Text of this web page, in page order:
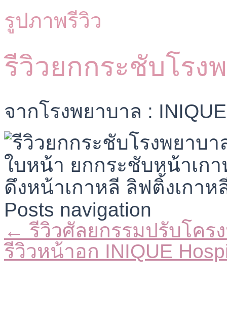
รูปภาพรีวิว
รีวิวยกกระชับโรง
จากโรงพยาบาล :
Posts navigation
← รีวิวศัลยกรรมปรับโคร
รีวิวหน้าอก INIQUE